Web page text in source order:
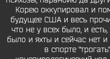
Корею оккупировал и
будущее США и весь
что не у всех было, и
было и яхты и сейчас нет
в спорте